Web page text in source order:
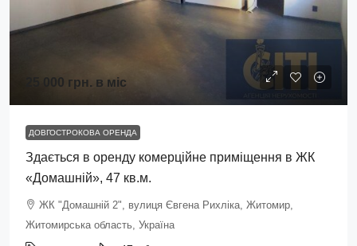
25 000 грн. в міс
ДОВГОСТРОКОВА ОРЕНДА
Здається в оренду комерційне приміщення в ЖК
«Домашній», 47 кв.м.
ЖК "Домашній 2", вулиця Євгена Рихліка, Житомир,
Житомирська область, Україна